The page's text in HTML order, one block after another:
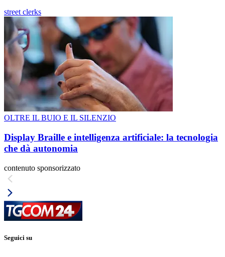
street clerks
OLTRE IL BUIO E IL SILENZIO
Display Braille e intelligenza artificiale: la tecnologia
che dà autonomia
contenuto sponsorizzato
Seguici su